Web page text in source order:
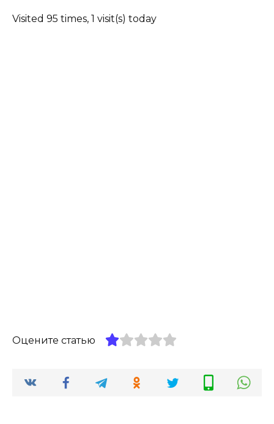
Visited 95 times, 1 visit(s) today
Оцените статью